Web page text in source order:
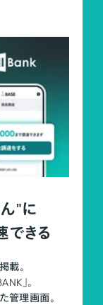
"に
できる
載。
」。
管理画面。